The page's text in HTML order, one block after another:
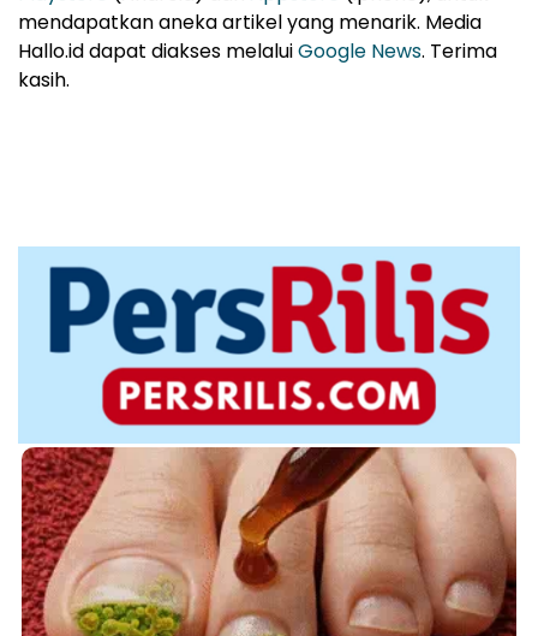
mendapatkan aneka artikel yang menarik. Media
Hallo.id dapat diakses melaluiGoogle News. Terima
kasih.